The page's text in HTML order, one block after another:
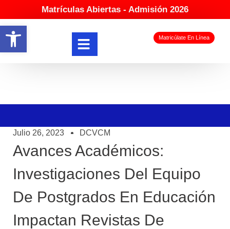
Abrir barra de herramientas
Matrículas Abiertas - Admisión 2026
Matricúlate En Línea
Julio 26, 2023 DCVCM
Avances Académicos:
Investigaciones Del Equipo
De Postgrados En Educación
Impactan Revistas De